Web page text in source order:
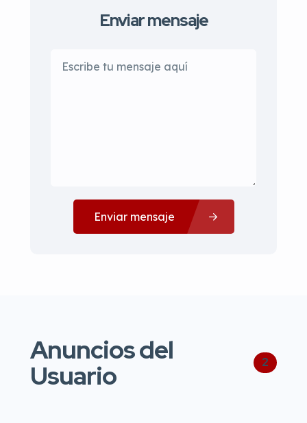
Enviar mensaje
Enviar mensaje
Anuncios del
Usuario 2